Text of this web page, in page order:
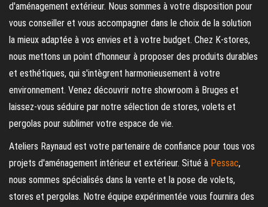
d'aménagement extérieur. Nous sommes à votre disposition pour
vous conseiller et vous accompagner dans le choix de la solution
la mieux adaptée à vos envies et à votre budget. Chez K-stores,
nous mettons un point d'honneur à proposer des produits durables
et esthétiques, qui s'intègrent harmonieusement à votre
environnement. Venez découvrir notre showroom à Bruges et
laissez-vous séduire par notre sélection de stores, volets et
pergolas pour sublimer votre espace de vie.
Ateliers Raynaud est votre partenaire de confiance pour tous vos
projets d'aménagement intérieur et extérieur. Situé à Pessac,
nous sommes spécialisés dans la vente et la pose de volets,
stores et pergolas. Notre équipe expérimentée vous fournira des